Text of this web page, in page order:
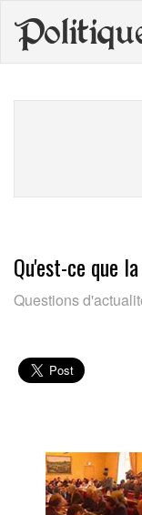
Qu'est-ce que
Questions